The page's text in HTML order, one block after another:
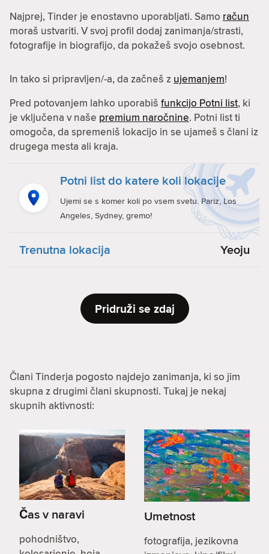
Najprej, Tinder je enostavno uporabljati. Samo račun
moraš ustvariti. V svoj profil dodaj zanimanja/strasti,
fotografije in biografijo, da pokažeš svojo osebnost.
In tako si pripravljen/-a, da začneš z ujemanjem!
Pred potovanjem lahko uporabiš funkcijo Potni list, ki
je vključena v naše premium naročnine. Potni list ti
omogoča, da spremeniš lokacijo in se ujameš s člani iz
drugega mesta ali kraja.
Potni list do katere koli lokacije
Ujemi se s komer koli po vsem svetu. Pariz, Los
Angeles, Sydney, gremo!
Trenutna lokacija Yeoju
Pridruži se zdaj
Člani Tinderja pogosto najdejo zanimanja, ki so jim
skupna z drugimi člani skupnosti. Tukaj je nekaj
skupnih aktivnosti:
Čas v naravi
pohodništvo,
Umetnost
fotografija, jezikovna